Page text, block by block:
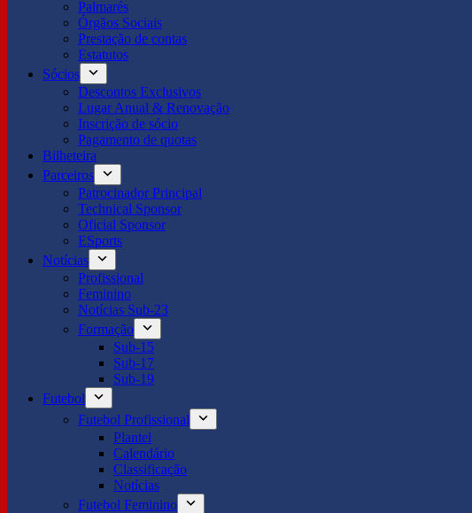
Palmarés
Órgãos Sociais
Prestação de contas
Estatutos
Sócios
Descontos Exclusivos
Lugar Anual & Renovação
Inscrição de sócio
Pagamento de quotas
Bilheteira
Parceiros
Patrocinador Principal
Technical Sponsor
Oficial Sponsor
ESports
Notícias
Profissional
Feminino
Notícias Sub-23
Formação
Sub-15
Sub-17
Sub-19
Futebol
Futebol Profissional
Plantel
Calendário
Classificação
Notícias
Futebol Feminino